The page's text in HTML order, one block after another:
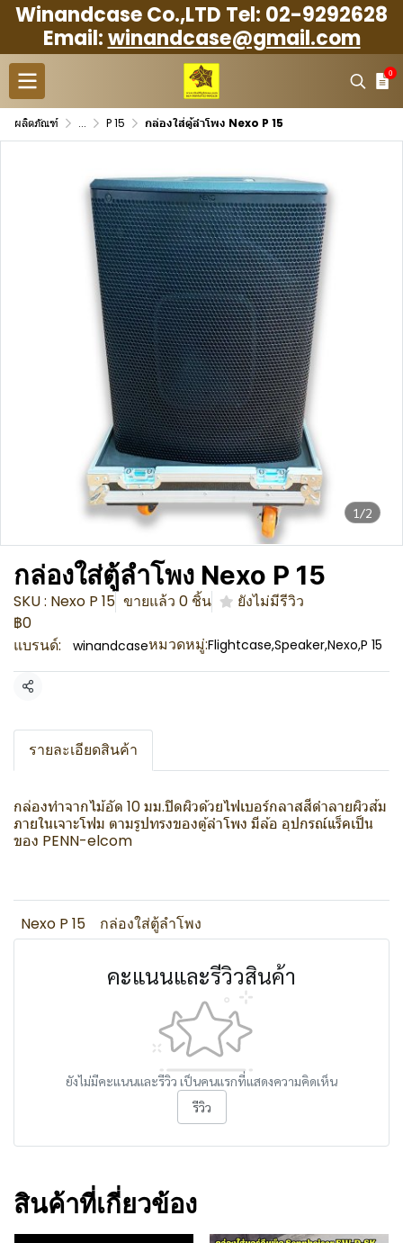
Winandcase Co.,LTD Tel: 02-9292628
Email:winandcase@gmail.com
0
ผลิตภัณฑ์ ... P 15 กล่องใส่ตู้ลำโพง Nexo P 15
1/2
กล่องใส่ตู้ลำโพง Nexo P 15
SKU : Nexo P 15 ขายแล้ว 0 ชิ้น
ยังไม่มีรีวิว
฿0
แบรนด์:
winandcaseหมวดหมู่:Flightcase,Speaker,Nexo,P 15
แชร์
รายละเอียดสินค้า
กล่องทำจากไม้อัด 10 มม.ปิดผิวด้วยไฟเบอร์กลาสสีดำลายผิวส้ม
ภายในเจาะโฟม ตามรูปทรงของตู้ลำโพง มีล้อ อุปกรณ์แร็คเป็น
ของ PENN-elcom
Nexo P 15 กล่องใส่ตู้ลำโพง
คะแนนและรีวิวสินค้า
ยังไม่มีคะแนนและรีวิว เป็นคนแรกที่แสดงความคิดเห็น
รีวิว
สินค้าที่เกี่ยวข้อง